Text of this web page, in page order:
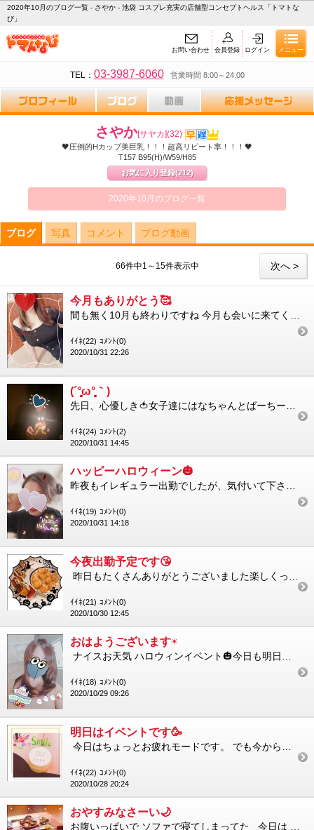
2020年10月のブログ一覧 - さやか - 池袋 コスプレ充実の店舗型コンセプトヘルス「トマトな
び」
お問い合わせ 会員登録 ログイン メニュー
TEL： 03-3987-6060 営業時間 8:00～24:00
さやか[サヤカ](32)
🖤圧倒的Hカップ美巨乳！！！超高リピート率！！！🖤
T157 B95(H)/W59/H85
お気に入り登録(212)
2020年10月のブログ一覧
ブログ 写真 コメント ブログ動画
次へ >
66件中1～15件表示中
今月もありがとう🥰
ｲｲﾈ(22) ｺﾒﾝﾄ(0)
2020/10/31 22:26
(´°̥̥̥̥̥̥̥̥ω°̥̥̥̥̥̥̥̥｀)
ｲｲﾈ(24) ｺﾒﾝﾄ(2)
2020/10/31 14:45
ハッピーハロウィーン🎃
ｲｲﾈ(19) ｺﾒﾝﾄ(0)
2020/10/31 14:18
今夜出勤予定です😘
ｲｲﾈ(21) ｺﾒﾝﾄ(0)
2020/10/30 12:45
おはようございます☀️
ｲｲﾈ(18) ｺﾒﾝﾄ(0)
2020/10/29 09:26
明日はイベントです🥳
ｲｲﾈ(22) ｺﾒﾝﾄ(0)
2020/10/28 20:24
おやすみなさーい🌙